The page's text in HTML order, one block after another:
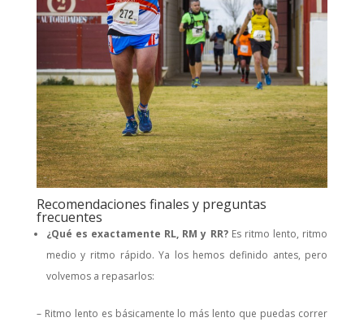
Recomendaciones finales y preguntas
frecuentes
¿Qué es exactamente RL, RM y RR?Es ritmo lento, ritmo
medio y ritmo rápido. Ya los hemos definido antes, pero
volvemos a repasarlos:
– Ritmo lento es básicamente lo más lento que puedas correr